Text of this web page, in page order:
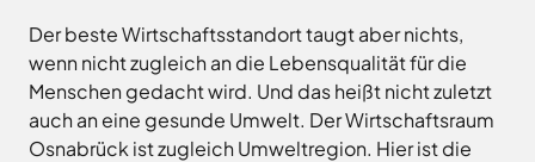
Der beste Wirtschaftsstandort taugt aber nichts,
wenn nicht zugleich an die Lebensqualität für die
Menschen gedacht wird. Und das heißt nicht zuletzt
auch an eine gesunde Umwelt. Der Wirtschaftsraum
Osnabrück ist zugleich Umweltregion. Hier ist die
Wirtschaftsförderungsgesellschaft
Osnabrücker
Land
Hasbergen
Hilter
Melle
Neuenkirchen